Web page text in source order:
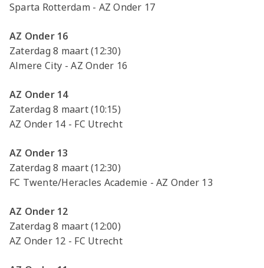
Sparta Rotterdam - AZ Onder 17
AZ Onder 16
Zaterdag 8 maart (12:30)
Almere City - AZ Onder 16
AZ Onder 14
Zaterdag 8 maart (10:15)
AZ Onder 14 - FC Utrecht
AZ Onder 13
Zaterdag 8 maart (12:30)
FC Twente/Heracles Academie - AZ Onder 13
AZ Onder 12
Zaterdag 8 maart (12:00)
AZ Onder 12 - FC Utrecht